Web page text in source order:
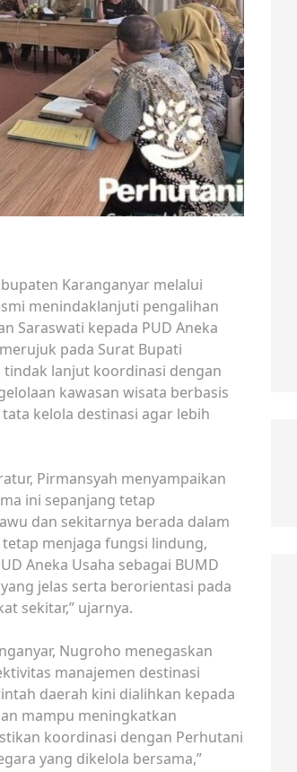
Karanganyar melalui
menindaklanjuti pengalihan
Saraswati kepada PUD Aneka
pada Surat Bupati
tindak lanjut koordinasi dengan
kawasan wisata berbasis
kelola destinasi agar lebih
Pirmansyah menyampaikan
ini sepanjang tetap
dan sekitarnya berada dalam
menjaga fungsi lindung,
Aneka Usaha sebagai BUMD
jelas serta berorientasi pada
sekitar,” ujarnya.
Nugroho menegaskan
manajemen destinasi
daerah kini dialihkan kepada
mampu meningkatkan
koordinasi dengan Perhutani
yang dikelola bersama,”